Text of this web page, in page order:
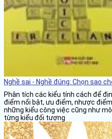
Nghề sai - Nghề đúng: Chọn sao
Phân tích các kiểu tính cách để
điểm nổi bật, ưu điểm, nhược
những kiểu công việc cũng như
từng kiểu đối tượng